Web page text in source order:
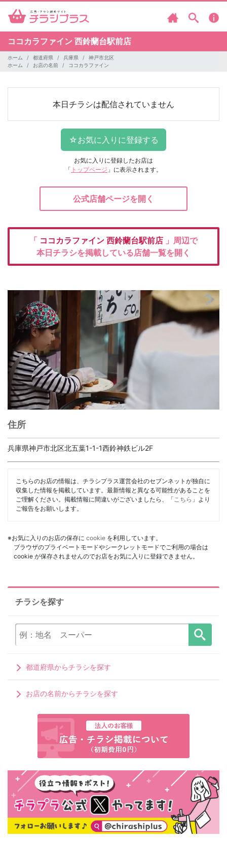
ココカラファイン 西鈴蘭台駅前店
ホーム 都道府県 兵庫県
神戸市北区
ホーム
お店の名前 ココカラファイン
本日チラシは配信されていません
お気に入りに登録したお店は
「 トップページ 」に表示されます。
公式店舗ページを開く
「 ココカラファイン 西鈴蘭台駅前店 」周辺で
本日チラシを掲載している店舗一覧を開く
住所
兵庫県神戸市北区北五葉1-1-1西鈴神鉄ビル2F
こちらのお店の情報は、チラシプラス運営会社のセブンネットが独自に
収集した情報を掲載しています。最新情報と異なる可能性があることを
ご理解ください。掲載情報に間違いがございましたら、「 こちら 」より
ご報告をお願いします。
※お気に入りのお店の保存に cookie を利用しています。
ブラウザのプライベートモードやシークレットモードでご利用の場合は
cookie が保存されませんのでお店をお気に入りに登録できません。
チラシを探す
都道府県からチラシを探す
お店の名前からチラシを探す